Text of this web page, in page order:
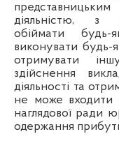
діяльністю, з
обіймати будь-
виконувати будь-
отримувати
здійснення
діяльності та
не може входити
наглядової ради
одержання